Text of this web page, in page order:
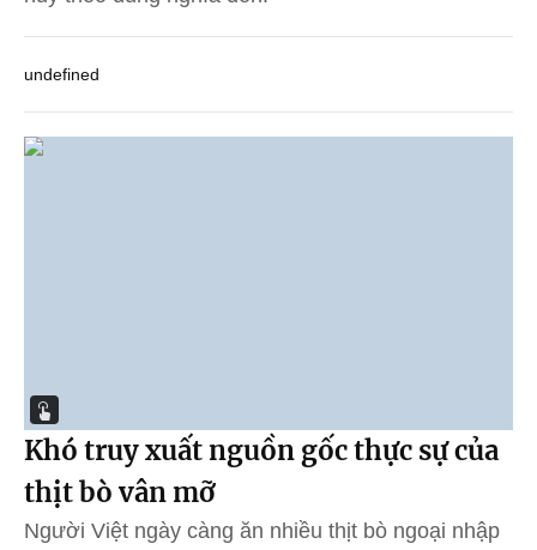
undefined
Khó truy xuất nguồn gốc thực sự của
thịt bò vân mỡ
Người Việt ngày càng ăn nhiều thịt bò ngoại nhập